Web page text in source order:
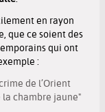
en rayon
ce soient des
qui ont
:
crime de l’Orient
la chambre jaune"